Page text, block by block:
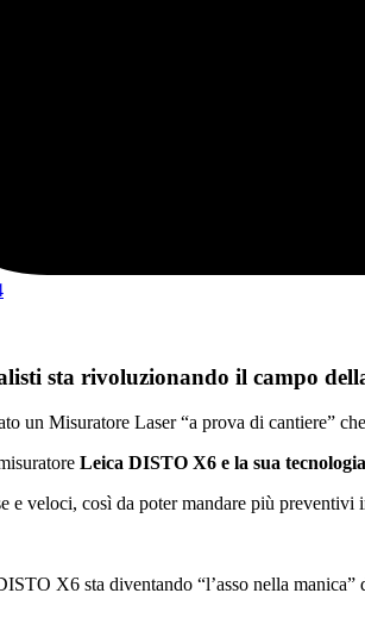
sta rivoluzionando il campo
un Misuratore Laser “a prova di cantiere”
Leica DISTO X6 e la sua
e veloci, così da poter mandare più
X6 sta diventando “l’asso nella